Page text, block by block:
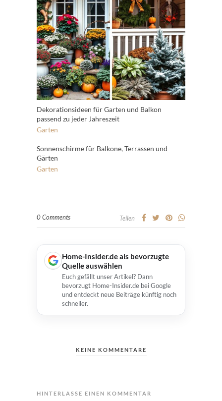
Dekorationsideen für Garten und Balkon
passend zu jeder Jahreszeit
Garten
Sonnenschirme für Balkone, Terrassen und
Gärten
Garten
0 Comments Teilen
Home-Insider.de als bevorzugte
Quelle auswählen
Euch gefällt unser Artikel? Dann
bevorzugt Home-Insider.de bei Google
und entdeckt neue Beiträge künftig noch
schneller.
KEINE KOMMENTARE
HINTERLASSE EINEN KOMMENTAR